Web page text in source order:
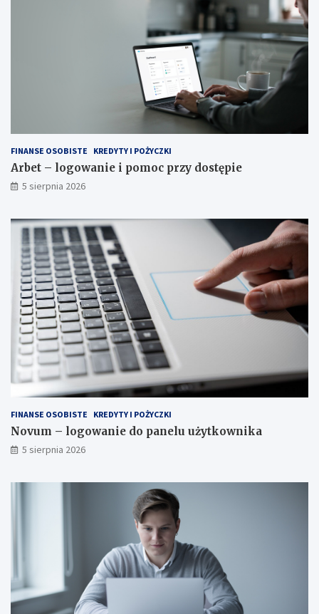
FINANSE OSOBISTE KREDYTY I POŻYCZKI
Arbet – logowanie i pomoc przy dostępie
5 sierpnia 2026
FINANSE OSOBISTE KREDYTY I POŻYCZKI
Novum – logowanie do panelu użytkownika
5 sierpnia 2026